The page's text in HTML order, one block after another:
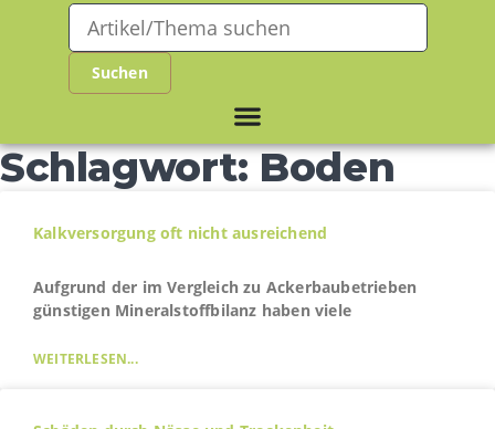
Schlagwort: Boden
Kalkversorgung oft nicht ausreichend
Aufgrund der im Vergleich zu Ackerbaubetrieben
günstigen Mineralstoffbilanz haben viele
WEITERLESEN...